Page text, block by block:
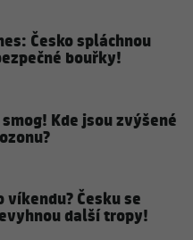
Česko spláchnou
bouřky!
Kde jsou zvýšené
víkendu? Česku se
další tropy!